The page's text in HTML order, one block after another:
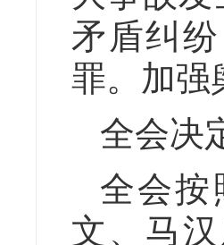
矛盾纠
罪。加强
全会决
全会按
文、马